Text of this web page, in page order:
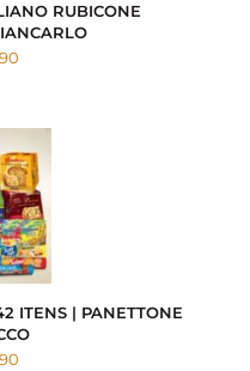
RUBICONE
ITENS | PANETTONE